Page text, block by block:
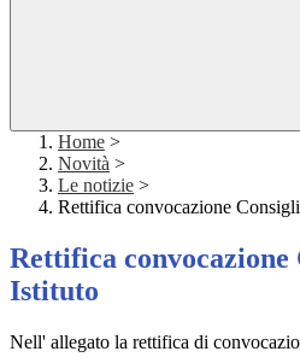
Home >
Novità >
Le notizie >
Rettifica convocazione
Rettifica convocazione
Istituto
Nell' allegato la rettifica di